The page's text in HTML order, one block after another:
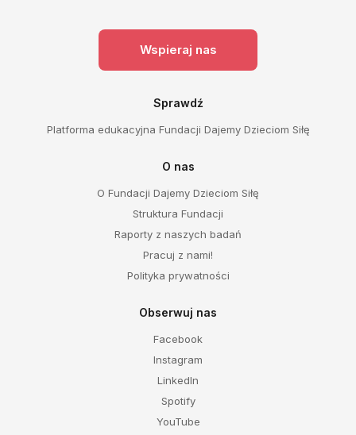
Wspieraj nas
Sprawdź
Platforma edukacyjna Fundacji Dajemy Dzieciom Siłę
O nas
O Fundacji Dajemy Dzieciom Siłę
Struktura Fundacji
Raporty z naszych badań
Pracuj z nami!
Polityka prywatności
Obserwuj nas
Facebook
Instagram
LinkedIn
Spotify
YouTube